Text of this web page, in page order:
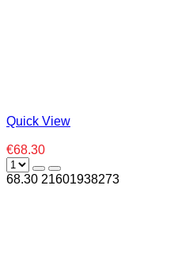
Quick View
€68.30
68.30 21601938273